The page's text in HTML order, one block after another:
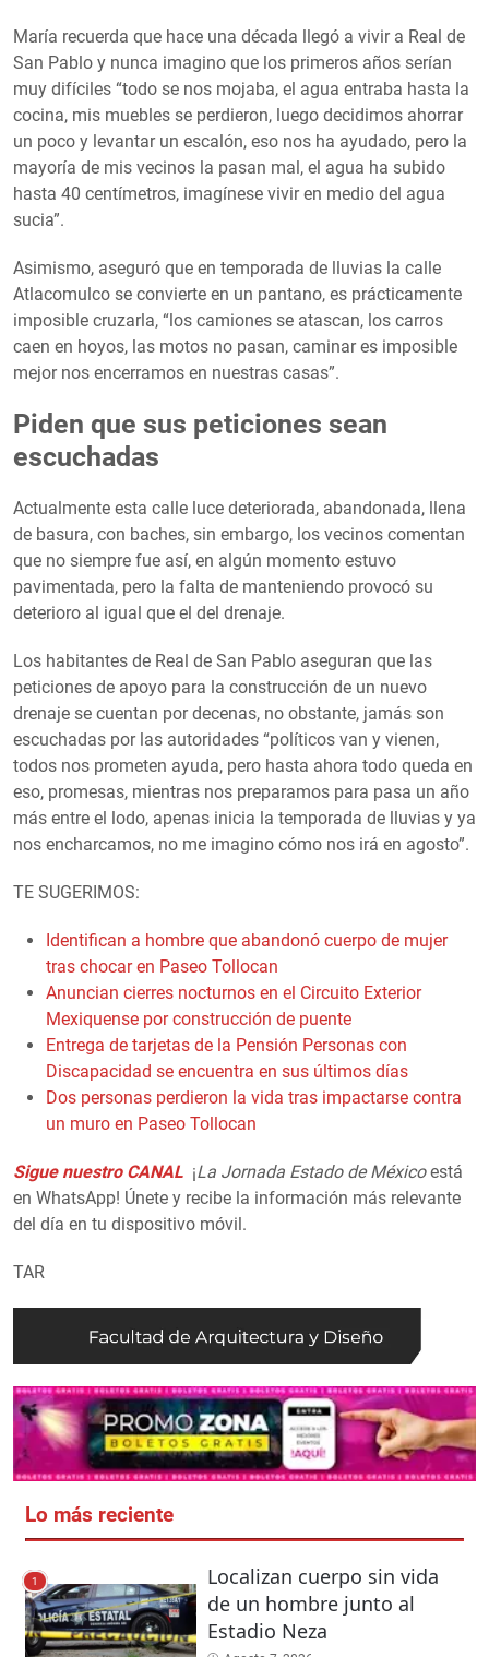
María recuerda que hace una década llegó a vivir a Real de
San Pablo y nunca imagino que los primeros años serían
muy difíciles “todo se nos mojaba, el agua entraba hasta la
cocina, mis muebles se perdieron, luego decidimos ahorrar
un poco y levantar un escalón, eso nos ha ayudado, pero la
mayoría de mis vecinos la pasan mal, el agua ha subido
hasta 40 centímetros, imagínese vivir en medio del agua
sucia”.
Asimismo, aseguró que en temporada de lluvias la calle
Atlacomulco se convierte en un pantano, es prácticamente
imposible cruzarla, “los camiones se atascan, los carros
caen en hoyos, las motos no pasan, caminar es imposible
mejor nos encerramos en nuestras casas”.
Piden que sus peticiones sean
escuchadas
Actualmente esta calle luce deteriorada, abandonada, llena
de basura, con baches, sin embargo, los vecinos comentan
que no siempre fue así, en algún momento estuvo
pavimentada, pero la falta de manteniendo provocó su
deterioro al igual que el del drenaje.
Los habitantes de Real de San Pablo aseguran que las
peticiones de apoyo para la construcción de un nuevo
drenaje se cuentan por decenas, no obstante, jamás son
escuchadas por las autoridades “políticos van y vienen,
todos nos prometen ayuda, pero hasta ahora todo queda en
eso, promesas, mientras nos preparamos para pasa un año
más entre el lodo, apenas inicia la temporada de lluvias y ya
nos encharcamos, no me imagino cómo nos irá en agosto”.
TE SUGERIMOS:
Identifican a hombre que abandonó cuerpo de mujer
tras chocar en Paseo Tollocan
Anuncian cierres nocturnos en el Circuito Exterior
Mexiquense por construcción de puente
Entrega de tarjetas de la Pensión Personas con
Discapacidad se encuentra en sus últimos días
Dos personas perdieron la vida tras impactarse contra
un muro en Paseo Tollocan
Sigue nuestro CANAL ¡La Jornada Estado de Méxicoestá
en WhatsApp! Únete y recibe la información más relevante
del día en tu dispositivo móvil.
TAR
Lo más reciente
1
Localizan cuerpo sin vida
de un hombre junto al
Estadio Neza